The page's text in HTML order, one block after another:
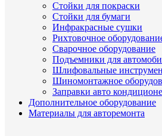
Стойки для покраски
Стойки для бумаги
Инфракрасные сушки
Рихтовочное
Сварочное оборудование
Подъемники для
Шлифовальные
Шиномонтажное
Заправки авто
Дополнительное оборудование
Материалы для авторемонта